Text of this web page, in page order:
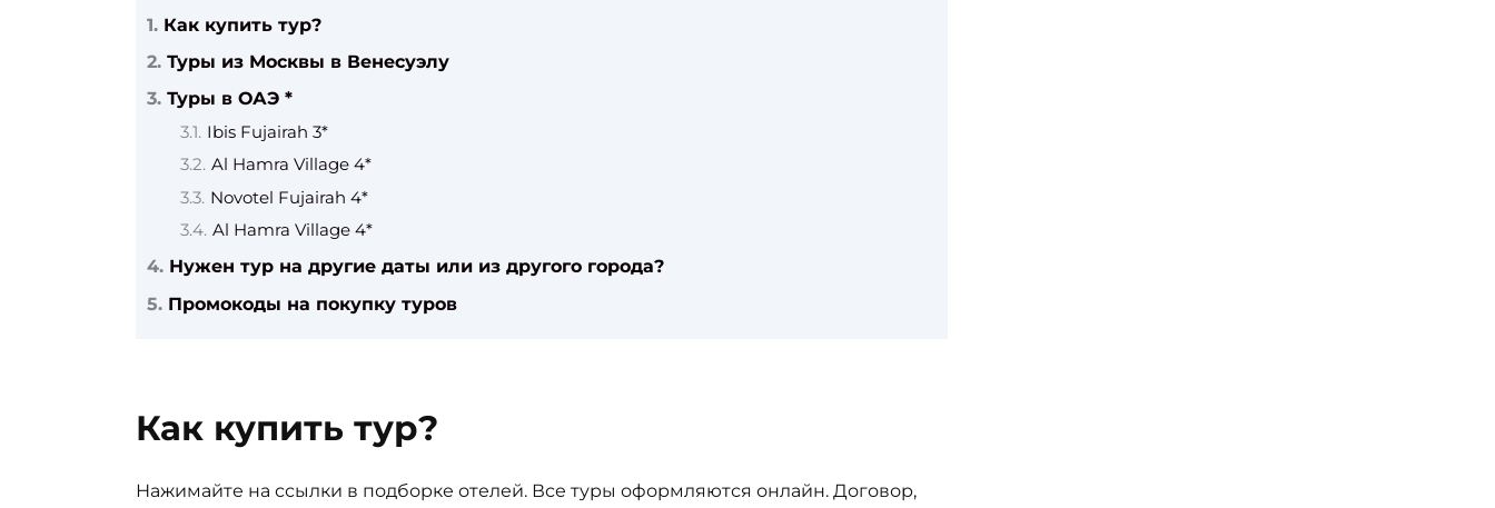
Как купить тур?
Туры из Москвы в Венесуэлу
Туры в ОАЭ *
Ibis Fujairah 3*
Al Hamra Village 4*
Novotel Fujairah 4*
Al Hamra Village 4*
Нужен тур на другие даты или из другого города?
Промокоды на покупку туров
Как купить тур?
Нажимайте на ссылки в подборке отелей. Все туры оформляются онлайн. Договор,